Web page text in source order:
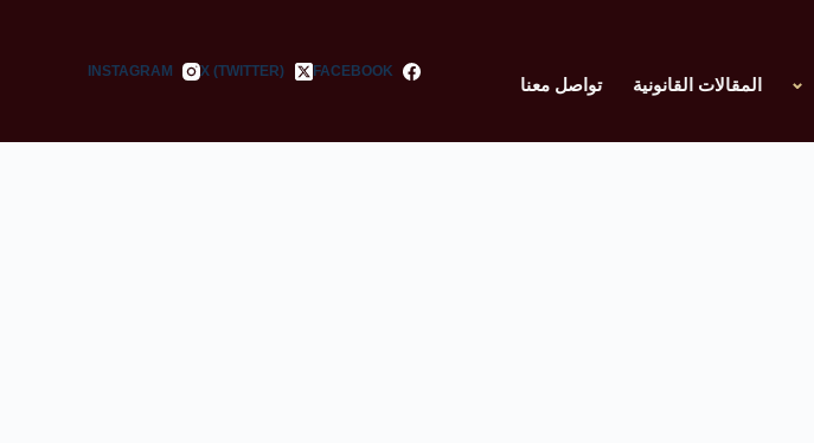
المقالات القانونية تواصل معنا
FACEBOOK
X (TWITTER)
INSTAGRAM